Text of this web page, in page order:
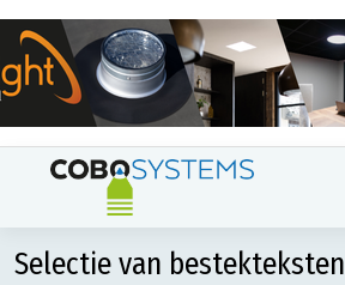
Selectie van bestekteksten